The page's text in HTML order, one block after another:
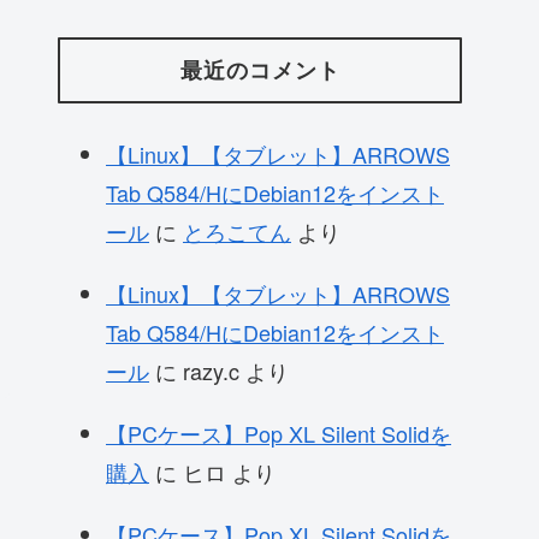
最近のコメント
【Linux】【タブレット】ARROWS
Tab Q584/HにDebian12をインスト
ール に とろこてん より
【Linux】【タブレット】ARROWS
Tab Q584/HにDebian12をインスト
ール に razy.c より
【PCケース】Pop XL Silent Solidを
購入 に ヒロ より